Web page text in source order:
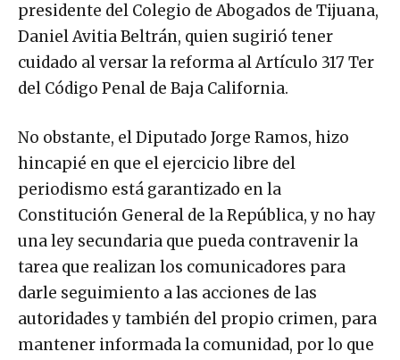
presidente del Colegio de Abogados de Tijuana,
Daniel Avitia Beltrán, quien sugirió tener
cuidado al versar la reforma al Artículo 317 Ter
del Código Penal de Baja California.
No obstante, el Diputado Jorge Ramos, hizo
hincapié en que el ejercicio libre del
periodismo está garantizado en la
Constitución General de la República, y no hay
una ley secundaria que pueda contravenir la
tarea que realizan los comunicadores para
darle seguimiento a las acciones de las
autoridades y también del propio crimen, para
mantener informada la comunidad, por lo que